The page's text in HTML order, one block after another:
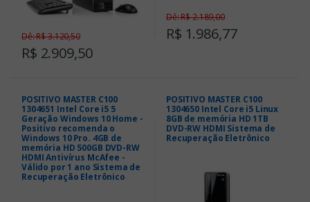
R$ 2.909,50
Dê: R$ 3.120,50 R$ 1.986,77
Dê: R$ 2.189,00
POSITIVO MASTER C100
1304651 Intel Core i5 5
Geração Windows 10 Home -
Positivo recomenda o
Windows 10 Pro. 4GB de
memória HD 500GB DVD-RW
HDMI Antivírus McAfee -
Válido por 1 ano Sistema de
Recuperação Eletrônico
POSITIVO MASTER C100
1304650 Intel Core i5 Linux
8GB de memória HD 1TB
DVD-RW HDMI Sistema de
Recuperação Eletrônico